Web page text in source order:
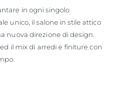
in ogni singolo
unico, il salone in stile attico
nuova direzione di design.
il mix di arredi e finiture con